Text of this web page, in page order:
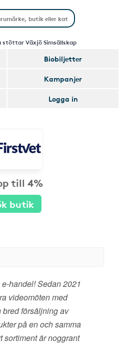
stöttar Växjö Simsällskap
Biobiljetter
Kampanjer
Logga in
till 4%
butik
handel! Sedan 2021
videomöten med
bred försäljning av
på en och samma
sortiment är noggrant